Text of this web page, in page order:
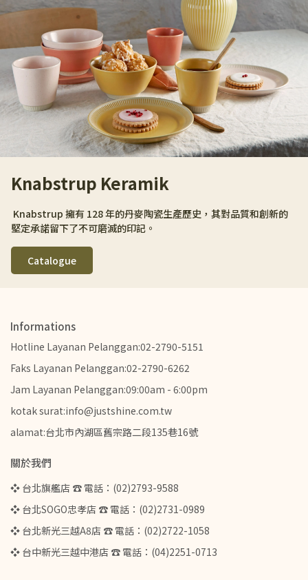
Knabstrup Keramik
Knabstrup 擁有 128 年的丹麥陶瓷生產歷史，其對品質和創新的
堅定承諾留下了不可磨滅的印記。
Catalogue
Informations
Hotline Layanan Pelanggan:02-2790-5151
Faks Layanan Pelanggan:02-2790-6262
Jam Layanan Pelanggan:09:00am - 6:00pm
kotak surat:info@justshine.com.tw
alamat:台北市內湖區舊宗路二段135巷16號
關於我們
❖ 台北旗艦店 ☎ 電話：(02)2793-9588
❖ 台北SOGO忠孝店 ☎ 電話：(02)2731-0989
❖ 台北新光三越A8店 ☎ 電話：(02)2722-1058
❖ 台中新光三越中港店 ☎ 電話：(04)2251-0713